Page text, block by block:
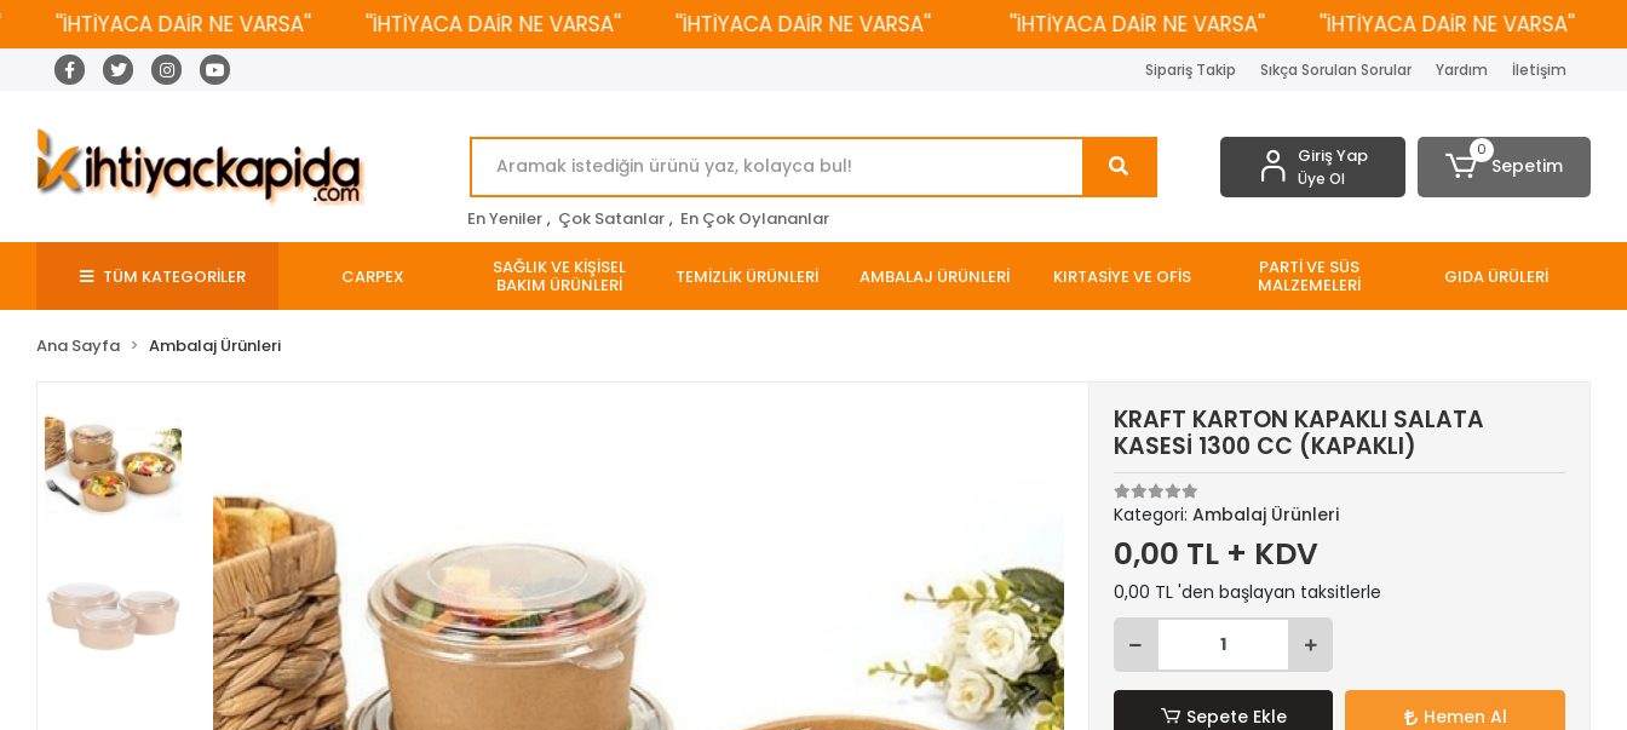
''İHTİYACA DAİR NE VARSA'' ''İHTİYACA DAİR NE VARSA'' ''İHTİYACA DAİR NE VARSA'' ''İHTİYACA DAİR NE VARSA'' ''İHTİYACA DAİR NE VARSA''
Sipariş Takip Sıkça Sorulan Sorular Yardım İletişim
En Yeniler , Çok Satanlar , En Çok Oylananlar
Giriş Yap
Üye Ol
0
Sepetim
TÜM KATEGORİLER CARPEX SAĞLIK VE KİŞİSEL
BAKIM ÜRÜNLERİ TEMİZLİK ÜRÜNLERİ AMBALAJ ÜRÜNLERİ KIRTASİYE VE OFİS PARTİ VE SÜS
MALZEMELERİ GIDA ÜRÜLERİ
Ana Sayfa Ambalaj Ürünleri
KRAFT KARTON KAPAKLI SALATA
KASESİ 1300 CC (KAPAKLI)
Kategori: Ambalaj Ürünleri
0,00 TL + KDV
0,00 TL 'den başlayan taksitlerle
Sepete Ekle Hemen Al